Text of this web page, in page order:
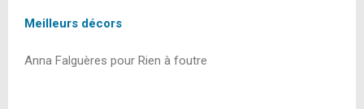
Meilleurs décors
Anna Falguères pour Rien à foutre